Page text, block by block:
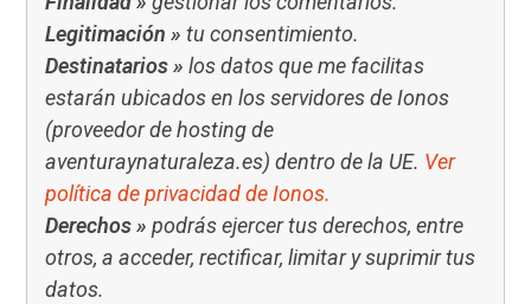
Legitimación » tu consentimiento.
Destinatarios » los datos que me facilitas
estarán ubicados en los servidores de Ionos
(proveedor de hosting de
aventuraynaturaleza.es) dentro de la UE. Ver
política de privacidad de Ionos.
Derechos » podrás ejercer tus derechos, entre
otros, a acceder, rectificar, limitar y suprimir tus
datos.